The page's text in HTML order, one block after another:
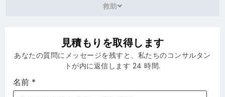
救助
見積もりを取得します
あなたの質問にメッセージを残すと、私たちのコンサルタン
トが内に返信します 24 時間.
名前 *